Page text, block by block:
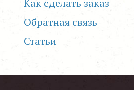
Как сделать заказ
Обратная связь
Статьи